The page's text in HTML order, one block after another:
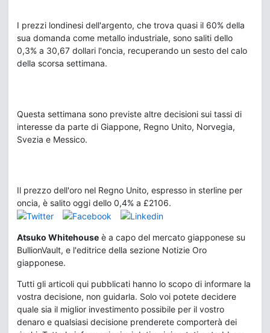
I prezzi londinesi dell'argento, che trova quasi il 60% della
sua domanda come metallo industriale, sono saliti dello
0,3% a 30,67 dollari l'oncia, recuperando un sesto del calo
della scorsa settimana.
Questa settimana sono previste altre decisioni sui tassi di
interesse da parte di Giappone, Regno Unito, Norvegia,
Svezia e Messico.
Il prezzo dell'oro nel Regno Unito, espresso in sterline per
oncia, è salito oggi dello 0,4% a £2106.
Atsuko Whitehouse è a capo del mercato giapponese su
BullionVault, e l'editrice della sezione Notizie Oro
giapponese.
Tutti gli articoli qui pubblicati hanno lo scopo di informare la
vostra decisione, non guidarla. Solo voi potete decidere
quale sia il miglior investimento possibile per il vostro
denaro e qualsiasi decisione prenderete comporterà dei